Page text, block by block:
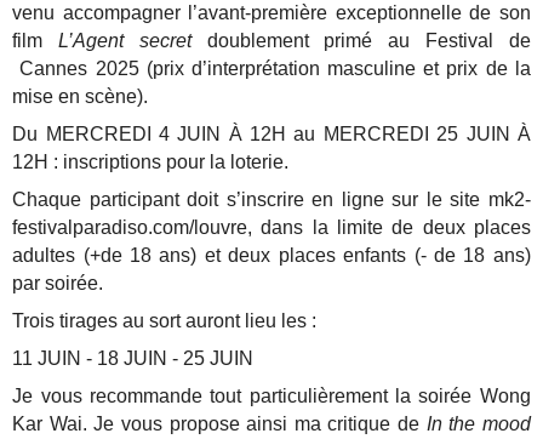
venu accompagner l’avant-première exceptionnelle de son
film L’Agent secretdoublement primé au Festival de
Cannes 2025 (prix d’interprétation masculine et prix de la
mise en scène).
Du MERCREDI 4 JUIN À 12H au MERCREDI 25 JUIN À
12H : inscriptions pour la loterie.
Chaque participant doit s’inscrire en ligne sur le site mk2-
festivalparadiso.com/louvre, dans la limite de deux places
adultes (+de 18 ans) et deux places enfants (- de 18 ans)
par soirée.
Trois tirages au sort auront lieu les :
11 JUIN - 18 JUIN - 25 JUIN
Je vous recommande tout particulièrement la soirée Wong
Kar Wai. Je vous propose ainsi ma critique de In the mood